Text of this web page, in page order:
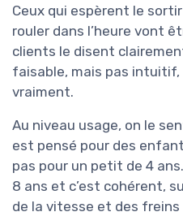
Ceux qui espèrent le
rouler dans l’heure vont
clients le disent
faisable, mais pas intuitif,
vraiment.
Au niveau usage, on le
est pensé pour des
pas pour un petit de 4
8 ans et c’est cohérent,
de la vitesse et des